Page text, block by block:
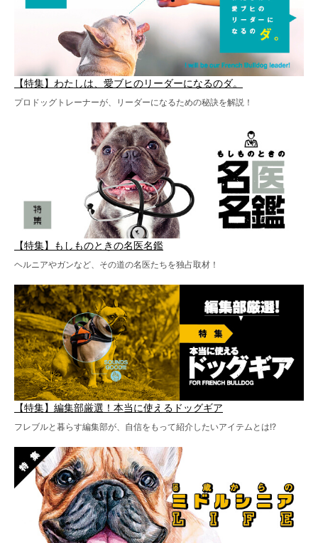
【特集】わたしは、愛ブヒのリーダーになるのダ。
プロドッグトレーナーが、リーダーになるための秘訣を解説！
【特集】もしものときの名医名鑑
ヘルニアやガンなど、その道の名医たちを独占取材！
【特集】編集部厳選！本当に使えるドッグギア
フレブルと暮らす編集部が、自信をもって紹介したいアイテムとは!?